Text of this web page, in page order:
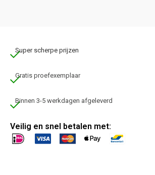
Super scherpe prijzen
Gratis proefexemplaar
Binnen 3-5 werkdagen afgeleverd
Veilig en snel betalen met: